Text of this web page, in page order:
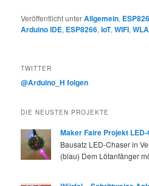
Veröffentlicht unterAllgemein,
Arduino IDE, ESP8266,IoT,WIFI,
TWITTER
@Arduino_H folgen
DIE NEUSTEN PROJEKTE
Maker Faire Projekt
Bausatz LED-Chaser in
(blau) Dem Lötanfänger